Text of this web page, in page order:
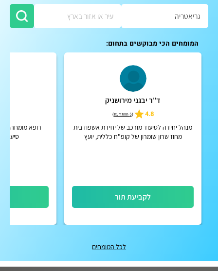
המומחים הכי מבוקשים בתחום:
ד"ר יבגני מירושניק
4.8
(5 חוות דעת )
מנהל יחידה לסיעוד מורכב של יחידת אשפוז בית
מחוז שרון שומרון של קופ"ח כללית, יועץ
לקביעת תור
רופא מומחה
לכל המומחים